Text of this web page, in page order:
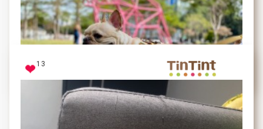
人見人愛的心甘寶貝～時常出現浮誇的表情！
13